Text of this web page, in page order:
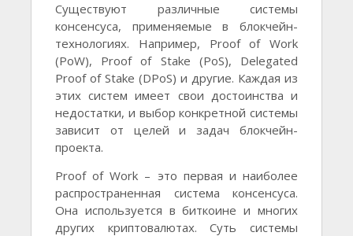
Существуют различные системы
консенсуса, применяемые в блокчейн-
технологиях. Например, Proof of Work
(PoW), Proof of Stake (PoS), Delegated
Proof of Stake (DPoS) и другие. Каждая из
этих систем имеет свои достоинства и
недостатки, и выбор конкретной системы
зависит от целей и задач блокчейн-
проекта.
Proof of Work – это первая и наиболее
распространенная система консенсуса.
Она используется в биткоине и многих
других криптовалютах. Суть системы